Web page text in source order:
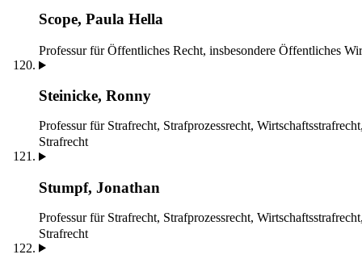
Scope, Paula Hella
Professur für Öffentliches Recht, insbesondere Öffentliches
Steinicke, Ronny
Professur für Strafrecht, Strafprozessrecht,
Strafrecht
Stumpf, Jonathan
Professur für Strafrecht, Strafprozessrecht,
Strafrecht